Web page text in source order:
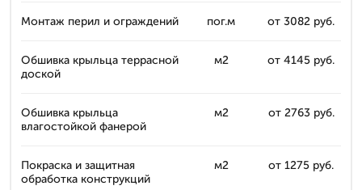
Монтаж перил и ограждений пог.м от 3082 руб.
Обшивка крыльца террасной
доской
м2 от 4145 руб.
Обшивка крыльца
влагостойкой фанерой
м2 от 2763 руб.
Покраска и защитная
обработка конструкций
м2 от 1275 руб.